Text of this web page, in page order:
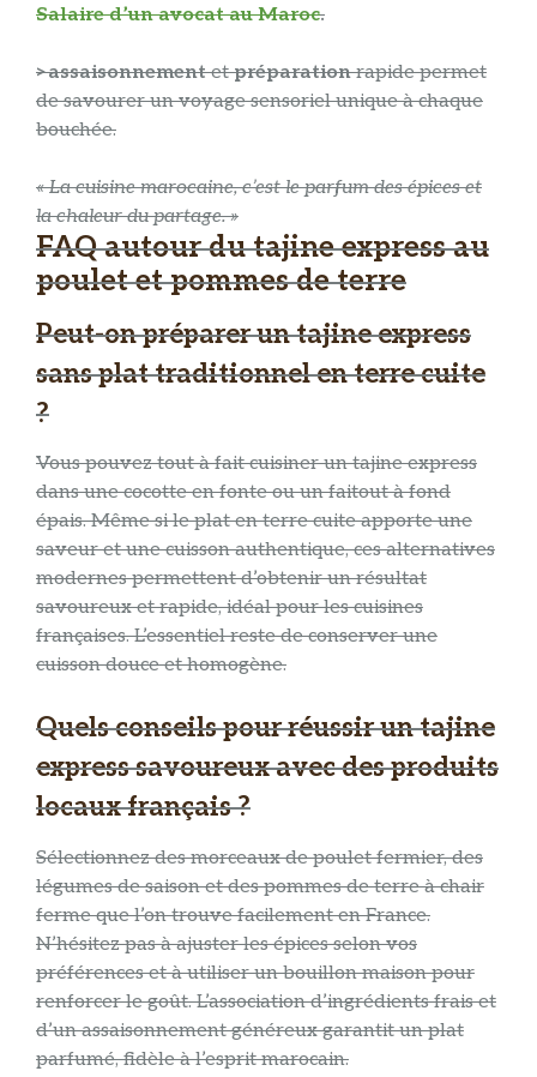
Salaire d’un avocat au Maroc.
>assaisonnementetpréparationrapide permet
de savourer un voyage sensoriel unique à chaque
bouchée.
« La cuisine marocaine, c’est le parfum des épices et
la chaleur du partage. »
FAQ autour du tajine express au
poulet et pommes de terre
Peut-on préparer un tajine express
sans plat traditionnel en terre cuite
?
Vous pouvez tout à fait cuisiner un tajine express
dans une cocotte en fonte ou un faitout à fond
épais. Même si le plat en terre cuite apporte une
saveur et une cuisson authentique, ces alternatives
modernes permettent d’obtenir un résultat
savoureux et rapide, idéal pour les cuisines
françaises. L’essentiel reste de conserver une
cuisson douce et homogène.
Quels conseils pour réussir un tajine
express savoureux avec des produits
locaux français ?
Sélectionnez des morceaux de poulet fermier, des
légumes de saison et des pommes de terre à chair
ferme que l’on trouve facilement en France.
N’hésitez pas à ajuster les épices selon vos
préférences et à utiliser un bouillon maison pour
renforcer le goût. L’association d’ingrédients frais et
d’un assaisonnement généreux garantit un plat
parfumé, fidèle à l’esprit marocain.